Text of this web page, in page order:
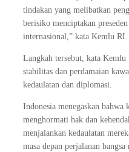
tindakan yang melibatkan
berisiko menciptakan
internasional,” kata Kemlu RI.
Langkah tersebut, kata
stabilitas dan perdamaian
kedaulatan dan diplomasi.
Indonesia menegaskan
menghormati hak dan
menjalankan kedaulatan
masa depan perjalanan bangsa